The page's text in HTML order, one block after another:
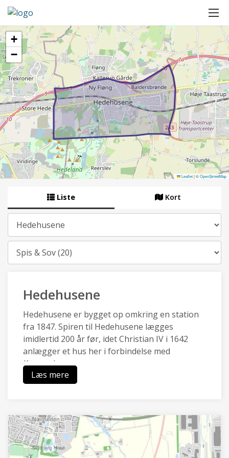
+
−
Leaflet|©OpenStreetMap
Liste Kort
Hedehusene
Hedehusene er bygget op omkring en station
fra 1847. Spiren til Hedehusene lægges
imidlertid 200 år før, idet Christian IV i 1642
anlægger et hus her i forbindelse med
Kongevejen.
Hedehusene en af de ældste stations- og
boligbebyggelser, industri- og
håndværksbygninger, landsbysamfund,
gadeforløb og grusgrav er bevaret.
Hedehusene er omgivet af landbrugsarealer og
Læs mere